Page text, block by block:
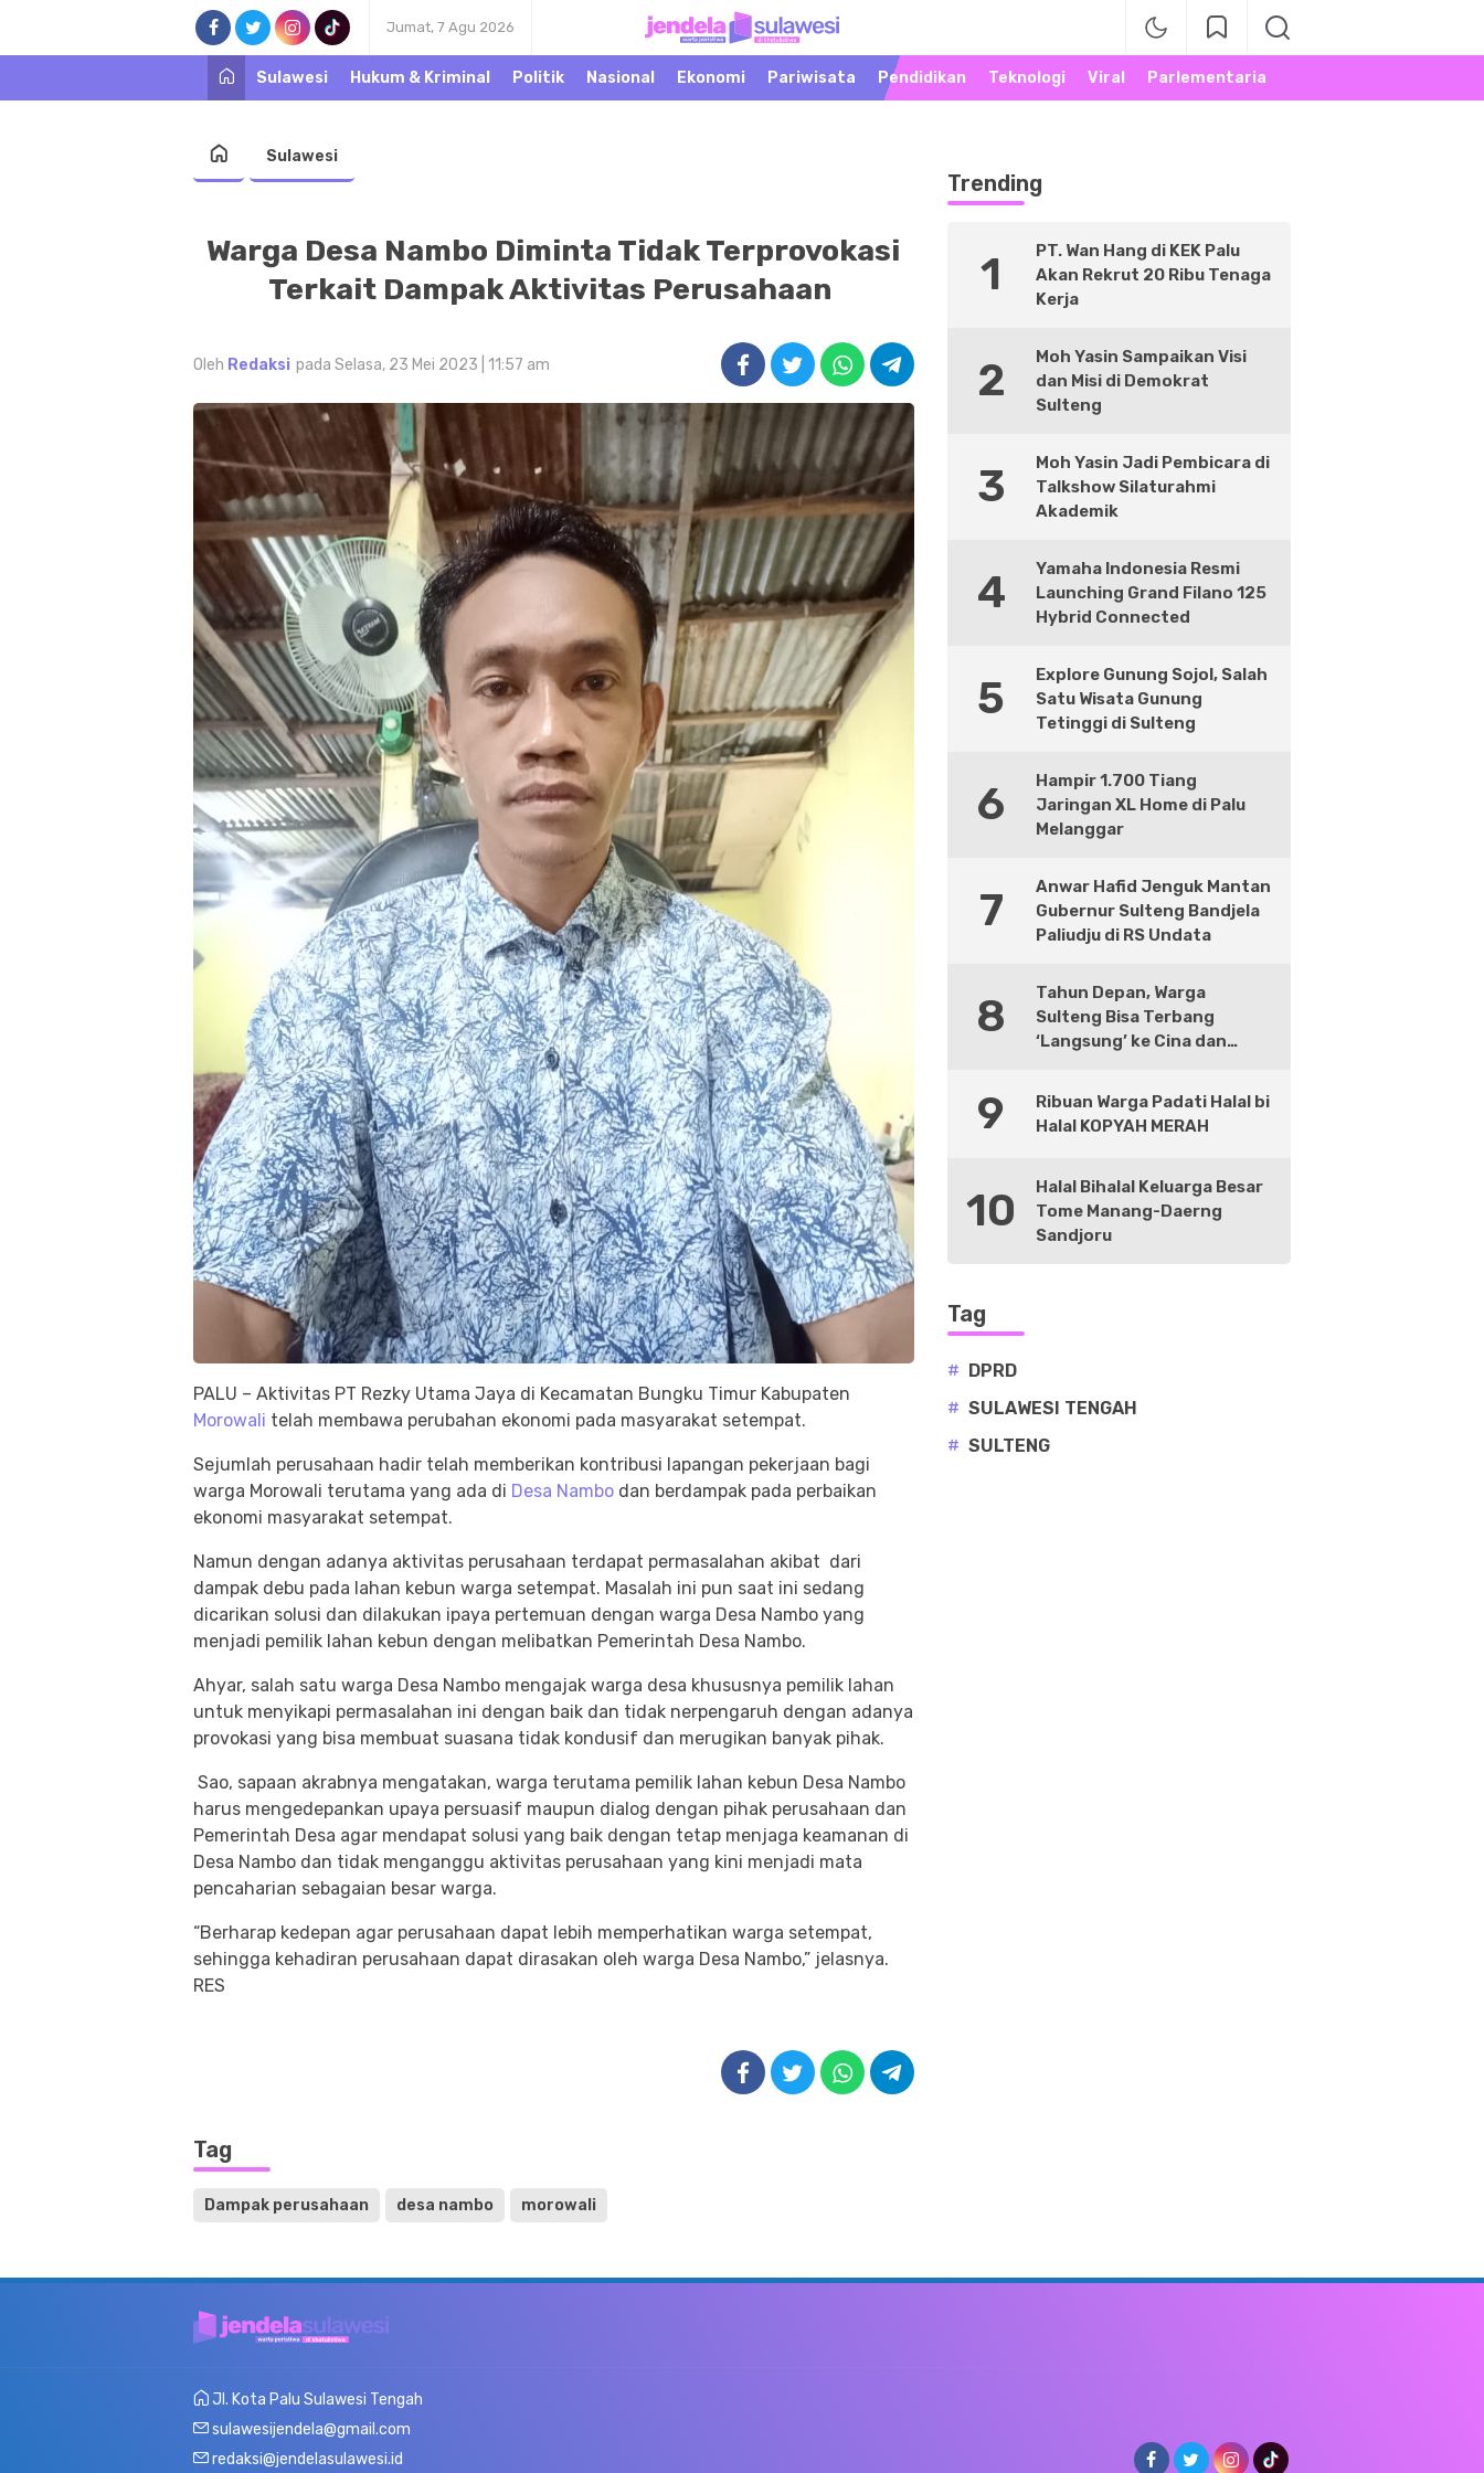
Jumat, 7 Agu 2026
Jendela Sulawesi
Warta Peristiwa di
Khatulistiwa
Sulawesi
Hukum & Kriminal Politik Nasional Ekonomi Pariwisata Pendidikan Teknologi Viral Parlementaria
Sulawesi
Warga Desa Nambo Diminta Tidak Terprovokasi
Terkait Dampak Aktivitas Perusahaan
Oleh Redaksi pada Selasa, 23 Mei 2023 | 11:57 am
PALU – Aktivitas PT Rezky Utama Jaya di Kecamatan Bungku Timur Kabupaten
Morowali telah membawa perubahan ekonomi pada masyarakat setempat.
Sejumlah perusahaan hadir telah memberikan kontribusi lapangan pekerjaan bagi
warga Morowali terutama yang ada di Desa Nambo dan berdampak pada perbaikan
ekonomi masyarakat setempat.
Namun dengan adanya aktivitas perusahaan terdapat permasalahan akibat dari
dampak debu pada lahan kebun warga setempat. Masalah ini pun saat ini sedang
dicarikan solusi dan dilakukan ipaya pertemuan dengan warga Desa Nambo yang
menjadi pemilik lahan kebun dengan melibatkan Pemerintah Desa Nambo.
Ahyar, salah satu warga Desa Nambo mengajak warga desa khususnya pemilik lahan
untuk menyikapi permasalahan ini dengan baik dan tidak nerpengaruh dengan adanya
provokasi yang bisa membuat suasana tidak kondusif dan merugikan banyak pihak.
Sao, sapaan akrabnya mengatakan, warga terutama pemilik lahan kebun Desa Nambo
harus mengedepankan upaya persuasif maupun dialog dengan pihak perusahaan dan
Pemerintah Desa agar mendapat solusi yang baik dengan tetap menjaga keamanan di
Desa Nambo dan tidak menganggu aktivitas perusahaan yang kini menjadi mata
pencaharian sebagaian besar warga.
“Berharap kedepan agar perusahaan dapat lebih memperhatikan warga setempat,
sehingga kehadiran perusahaan dapat dirasakan oleh warga Desa Nambo,” jelasnya.
RES
Tag
Dampak perusahaan desa nambo morowali
Trending
1
PT. Wan Hang di KEK Palu
Akan Rekrut 20 Ribu Tenaga
Kerja
2
Moh Yasin Sampaikan Visi
dan Misi di Demokrat
Sulteng
3
Moh Yasin Jadi Pembicara di
Talkshow Silaturahmi
Akademik
4
Yamaha Indonesia Resmi
Launching Grand Filano 125
Hybrid Connected
5
Explore Gunung Sojol, Salah
Satu Wisata Gunung
Tetinggi di Sulteng
6
Hampir 1.700 Tiang
Jaringan XL Home di Palu
Melanggar
7
Anwar Hafid Jenguk Mantan
Gubernur Sulteng Bandjela
Paliudju di RS Undata
8
Tahun Depan, Warga
Sulteng Bisa Terbang
‘Langsung’ ke Cina dan
9
Ribuan Warga Padati Halal bi
Halal KOPYAH MERAH
10
Halal Bihalal Keluarga Besar
Tome Manang-Daerng
Sandjoru
Tag
# DPRD
# SULAWESI TENGAH
# SULTENG
Jl. Kota Palu Sulawesi Tengah
sulawesijendela@gmail.com
redaksi@jendelasulawesi.id